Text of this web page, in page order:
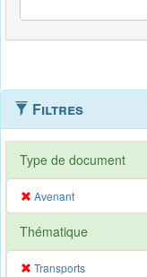
Filtres
Type de document
Avenant
Thématique
Transports